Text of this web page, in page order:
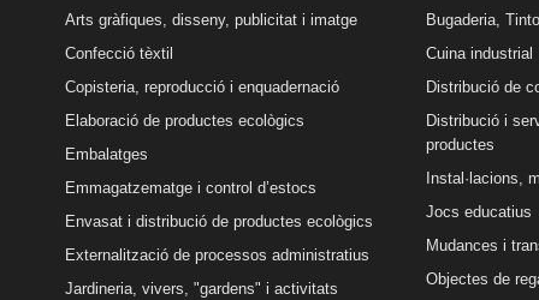
Arts gràfiques, disseny, publicitat i imatge
Confecció tèxtil
Copisteria, reproducció i enquadernació
Elaboració de productes ecològics
Embalatges
Emmagatzematge i control d’estocs
Envasat i distribució de productes ecològics
Externalització de processos administratius
Jardineria, vivers, "gardens" i activitats
Bugaderia,
Cuina industrial
Distribució de
Distribució i
productes
Instal·lacions,
Jocs educatius
Mudances i
Objectes de